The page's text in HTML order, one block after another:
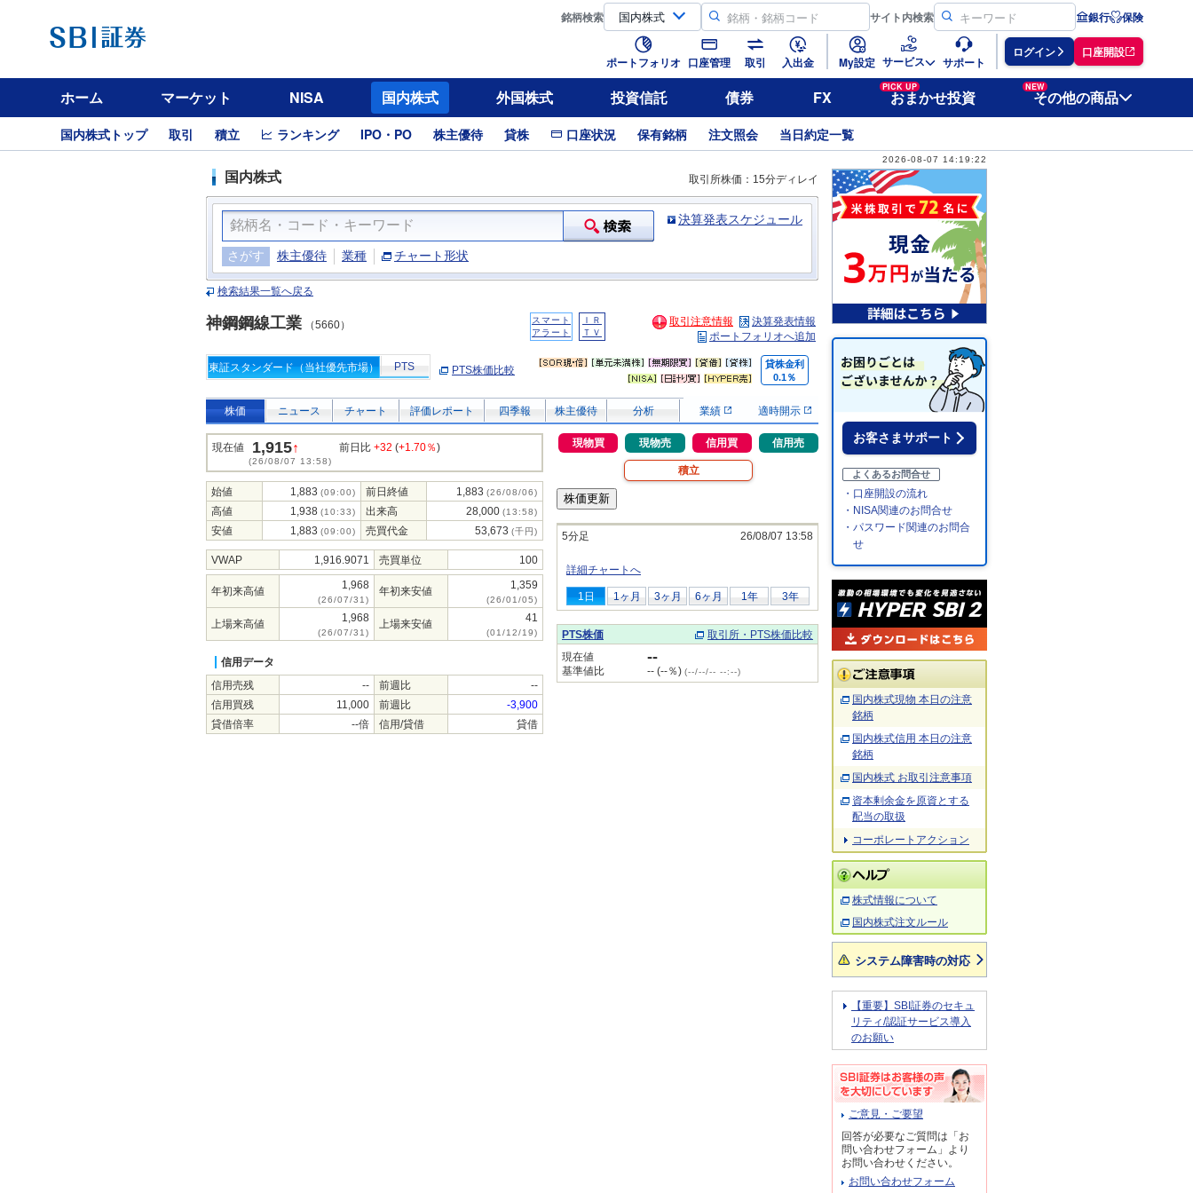
銘柄検索 サイト内検索 銀行 保険
ポートフォリオ 口座管理 取引 入出金 My設定 サービス サポート
ログイン 口座開設
ホーム マーケット NISA 国内株式 外国株式 投資信託 債券 FX
PICK UP
おまかせ投資
NEW
その他の商品
国内株式トップ 取引 積立 ランキング IPO・PO 株主優待 貸株 口座状況 保有銘柄 注文照会 当日約定一覧
2026-08-07 14:19:22
国内株式 取引所株価：15分ディレイ
決算発表スケジュール
さがす 株主優待 業種 チャート形状
検索結果一覧へ戻る
神鋼鋼線工業 （5660）
スマート
アラート
ＩＲ
ＴＶ
取引注意情報
決算発表情報
ポートフォリオへ追加
東証スタンダード（当社優先市場） PTS PTS株価比較
貸株金利
0.1％
株価 ニュース チャート 評価レポート 四季報 株主優待 分析 業績 適時開示
現在値 1,915↑
(26/08/07 13:58)
前日比 +32 (+1.70％)
始値 1,883 (09:00) 前日終値 1,883 (26/08/06)
高値 1,938 (10:33) 出来高 28,000 (13:58)
安値 1,883 (09:00) 売買代金 53,673 (千円)
VWAP 1,916.9071 売買単位 100
年初来高値 1,968
(26/07/31)
年初来安値 1,359
(26/01/05)
上場来高値 1,968
(26/07/31)
上場来安値 41
(01/12/19)
信用データ
信用売残
-- 前週比
--
信用買残
11,000 前週比
-3,900
貸借倍率
--倍 信用/貸借 貸借
現物買 現物売 信用買 信用売
積立
5分足 26/08/07 13:58
詳細チャートへ
1日 1ヶ月 3ヶ月 6ヶ月 1年 3年
PTS株価
取引所・PTS株価比較
現在値
--
基準値比 -- (--％) (--/--/-- --:--)
お客さまサポート
よくあるお問合せ
・口座開設の流れ
・NISA関連のお問合せ
・パスワード関連のお問合
せ
国内株式現物 本日の注意
銘柄
国内株式信用 本日の注意
銘柄
国内株式 お取引注意事項
資本剰余金を原資とする
配当の取扱
コーポレートアクション
株式情報について
国内株式注文ルール
システム障害時の対応
【重要】SBI証券のセキュ
リティ/認証サービス導入
のお願い
ご意見・ご要望
回答が必要なご質問は「お
問い合わせフォーム」より
お問い合わせください。
お問い合わせフォーム